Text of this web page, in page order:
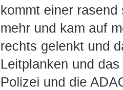
kommt einer
mehr und kam auf
rechts gelenkt und
Leitplanken und
Polizei und die